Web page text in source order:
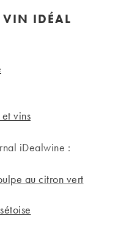
VIN IDÉAL
vins
iDealwine :
au citron vert